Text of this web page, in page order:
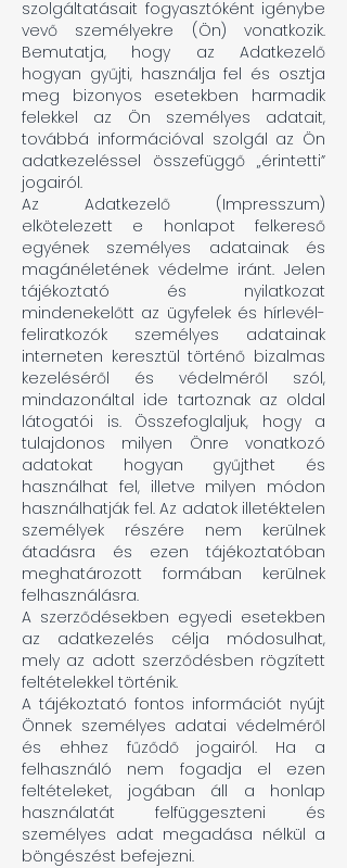
szolgáltatásait fogyasztóként igénybe
vevő személyekre (Ön) vonatkozik.
Bemutatja, hogy az Adatkezelő
hogyan gyűjti, használja fel és osztja
meg bizonyos esetekben harmadik
felekkel az Ön személyes adatait,
továbbá információval szolgál az Ön
adatkezeléssel összefüggő „érintetti”
jogairól.
Az Adatkezelő (Impresszum)
elkötelezett e honlapot felkereső
egyének személyes adatainak és
magánéletének védelme iránt. Jelen
tájékoztató és nyilatkozat
mindenekelőtt az ügyfelek és hírlevél-
feliratkozók személyes adatainak
interneten keresztül történő bizalmas
kezeléséről és védelméről szól,
mindazonáltal ide tartoznak az oldal
látogatói is. Összefoglaljuk, hogy a
tulajdonos milyen Önre vonatkozó
adatokat hogyan gyűjthet és
használhat fel, illetve milyen módon
használhatják fel. Az adatok illetéktelen
személyek részére nem kerülnek
átadásra és ezen tájékoztatóban
meghatározott formában kerülnek
felhasználásra.
A szerződésekben egyedi esetekben
az adatkezelés célja módosulhat,
mely az adott szerződésben rögzített
feltételekkel történik.
A tájékoztató fontos információt nyújt
Önnek személyes adatai védelméről
és ehhez fűződő jogairól. Ha a
felhasználó nem fogadja el ezen
feltételeket, jogában áll a honlap
használatát felfüggeszteni és
személyes adat megadása nélkül a
böngészést befejezni.